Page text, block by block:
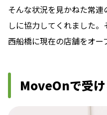
そんな状況を見かねた常
しに協力してくれました
西船橋に現在の店舗をオー
MoveOnで受